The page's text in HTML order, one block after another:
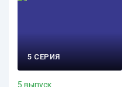
5 СЕРИЯ
5 выпуск